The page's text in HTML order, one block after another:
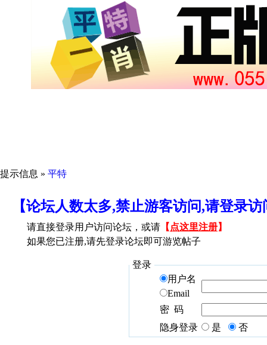
提示信息 » 平特
【论坛人数太多,禁止游客访问,请登录
请直接登录用户访问论坛，或请 【 点这里注册】
如果您已注册,请先登录论坛即可游览帖子
登录
用户名
Email
密 码
隐身登录
是 否